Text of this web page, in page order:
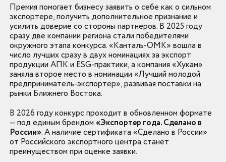
Премия помогает бизнесу заявить о себе как о сильном
экспортере, получить дополнительное признание и
усилить доверие со стороны партнеров. В 2025 году
сразу две компании региона стали победителями
окружного этапа конкурса. «Канталь-ОМК» вошла в
число лучших сразу в двух номинациях за экспорт
продукции АПК и ESG-практики, а компания «Хукам»
заняла второе место в номинации «Лучший молодой
предприниматель-экспортер», развивая поставки на
рынки Ближнего Востока.
В 2026 году конкурс проходит в обновленном формате
— под единым брендом «Экспортер года. Сделано в
России». А наличие сертификата «Сделано в России»
от Российского экспортного центра станет
преимуществом при оценке заявки.